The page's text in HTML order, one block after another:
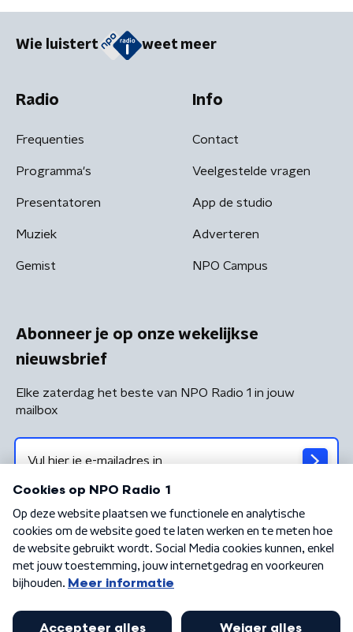
Wie luistert weet meer
Radio
Frequenties
Programma's
Presentatoren
Muziek
Gemist
Info
Contact
Veelgestelde vragen
App de studio
Adverteren
NPO Campus
Abonneer je op onze wekelijkse
nieuwsbrief
Elke zaterdag het beste van NPO Radio 1 in jouw
mailbox
Algemene voorwaarden